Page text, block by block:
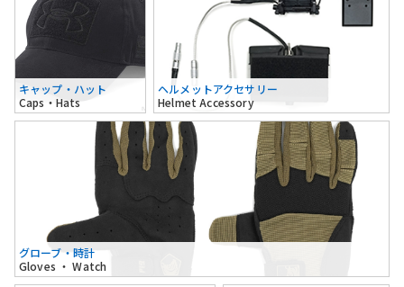
キャップ・ハット
Caps・Hats
ヘルメットアクセサリー
Helmet Accessory
グローブ・時計
Gloves ・ Watch